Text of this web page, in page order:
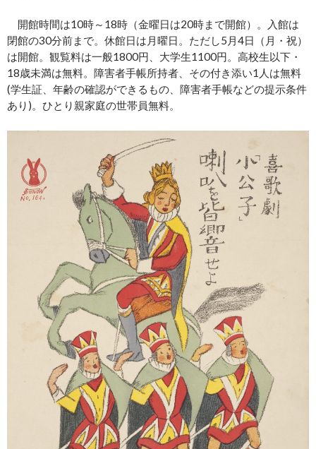
開館時間は10時～18時（金曜日は20時まで開館）。入館は
閉館の30分前まで。休館日は月曜日。ただし5月4日（月・祝）
は開館。観覧料は一般1800円、大学生1100円。高校生以下・
18歳未満は無料。障害者手帳所持者、その付き添い1人は無料
(学生証、年齢の確認ができるもの、障害者手帳などの提示条件
あり)。ひとり親家庭の世帯員無料。